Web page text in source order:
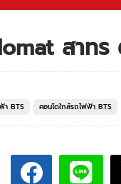
สาท
า BTS คอนโดใกล้รถไฟฟ้า BTS